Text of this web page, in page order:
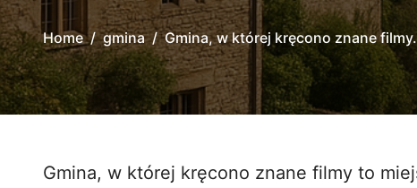
Home gmina Gmina, w której kręcono znane filmy.
Gmina, w której kręcono znane filmy to miejsce, gdzie historia kina splata się z lokalną